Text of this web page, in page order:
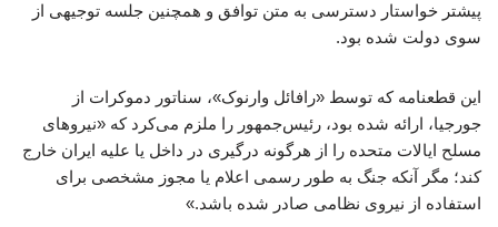
پیشتر خواستار دسترسی به متن توافق و همچنین جلسه توجیهی از
سوی دولت شده بود.
این قطعنامه که توسط «رافائل وارنوک»، سناتور دموکرات از
جورجیا، ارائه شده بود، رئیس‌جمهور را ملزم می‌کرد که «نیروهای
مسلح ایالات متحده را از هرگونه درگیری در داخل یا علیه ایران خارج
کند؛ مگر آنکه جنگ به‌ طور رسمی اعلام یا مجوز مشخصی برای
استفاده از نیروی نظامی صادر شده باشد.»